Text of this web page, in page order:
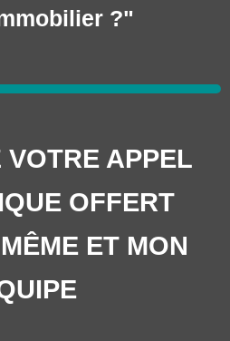
?"
VOTRE APPEL
OFFERT
ET MON